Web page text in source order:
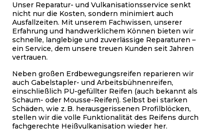
Unser Reparatur- und Vulkanisationsservice senkt
nicht nur die Kosten, sondern minimiert auch
Ausfallzeiten. Mit unserem Fachwissen, unserer
Erfahrung und handwerklichem Können bieten wir
schnelle, langlebige und zuverlässige Reparaturen –
ein Service, dem unsere treuen Kunden seit Jahren
vertrauen.
Neben großen Erdbewegungsreifen reparieren wir
auch Gabelstapler- und Arbeitsbühnenreifen,
einschließlich PU-gefüllter Reifen (auch bekannt als
Schaum- oder Mousse-Reifen). Selbst bei starken
Schäden, wie z. B. herausgerissenen Profilblöcken,
stellen wir die volle Funktionalität des Reifens durch
fachgerechte Heißvulkanisation wieder her.